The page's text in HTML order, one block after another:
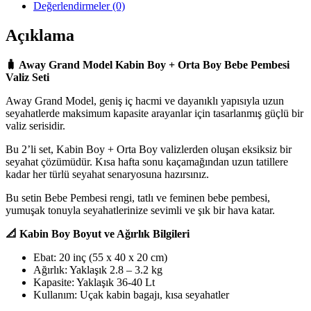
Değerlendirmeler (0)
Açıklama
🧳 Away Grand Model Kabin Boy + Orta Boy Bebe Pembesi
Valiz Seti
Away Grand Model, geniş iç hacmi ve dayanıklı yapısıyla uzun
seyahatlerde maksimum kapasite arayanlar için tasarlanmış güçlü bir
valiz serisidir.
Bu 2’li set, Kabin Boy + Orta Boy valizlerden oluşan eksiksiz bir
seyahat çözümüdür. Kısa hafta sonu kaçamağından uzun tatillere
kadar her türlü seyahat senaryosuna hazırsınız.
Bu setin Bebe Pembesi rengi, tatlı ve feminen bebe pembesi,
yumuşak tonuyla seyahatlerinize sevimli ve şık bir hava katar.
📐 Kabin Boy Boyut ve Ağırlık Bilgileri
Ebat: 20 inç (55 x 40 x 20 cm)
Ağırlık: Yaklaşık 2.8 – 3.2 kg
Kapasite: Yaklaşık 36-40 Lt
Kullanım: Uçak kabin bagajı, kısa seyahatler